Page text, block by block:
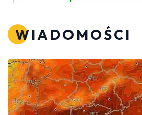
WIADOMOŚCI